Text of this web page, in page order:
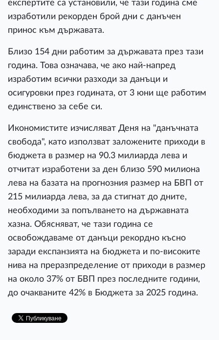
експертите са установили, че тази година сме
изработили рекорден брой дни с данъчен
принос към държавата.
Близо 154 дни работим за държавата през тази
година. Това означава, че ако най-напред
изработим всички разходи за данъци и
осигуровки през годината, от 3 юни ще работим
единствено за себе си.
Икономистите изчисляват Деня на "данъчната
свобода", като използват заложените приходи в
бюджета в размер на 90.3 милиарда лева и
отчитат изработени за ден близо 590 милиона
лева на базата на прогнозния размер на БВП от
215 милиарда лева, за да стигнат до дните,
необходими за попълването на държавната
хазна. Обясняват, че тази година се
освобождаваме от данъци рекордно късно
заради експанзията на бюджета и по-високите
нива на преразпределение от приходи в размер
на около 37% от БВП през последните години,
до очакваните 42% в Бюджета за 2025 година.